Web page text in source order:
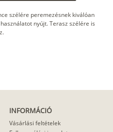
szélére peremezésnek kiválóan
nyújt. Terasz szélére is
INFORMÁCIÓ
Vásárlási feltételek